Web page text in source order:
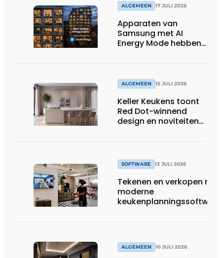
ALGEMEEN 17 JULI 2026
Apparaten van
Samsung met AI
Energy Mode hebben
huishoudens, wat
overeenkomt met het
wassen van 22.023.110
voetbalshirts
ALGEMEEN 15 JULI 2026
Keller Keukens toont
Red Dot-winnend
design en noviteiten
SOFTWARE 13 JULI 2026
Tekenen en verkopen met
moderne
keukenplanningssoftware
ALGEMEEN 10 JULI 2026